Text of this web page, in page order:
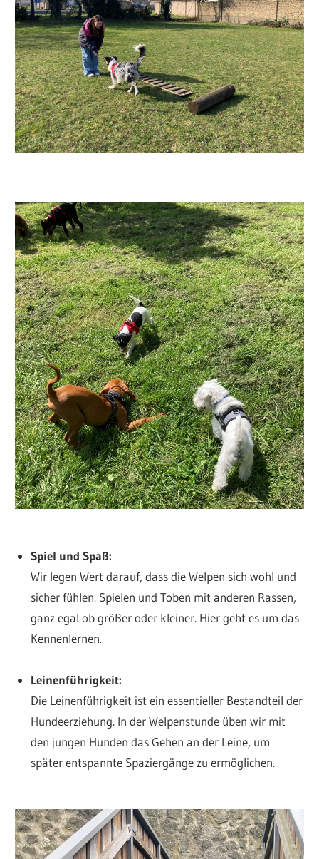
Spiel und Spaß:
Wir legen Wert darauf, dass die Welpen sich wohl und
sicher fühlen. Spielen und Toben mit anderen Rassen,
ganz egal ob größer oder kleiner. Hier geht es um das
Kennenlernen.
Leinenführigkeit:
Die Leinenführigkeit ist ein essentieller Bestandteil der
Hundeerziehung. In der Welpenstunde üben wir mit
den jungen Hunden das Gehen an der Leine, um
später entspannte Spaziergänge zu ermöglichen.